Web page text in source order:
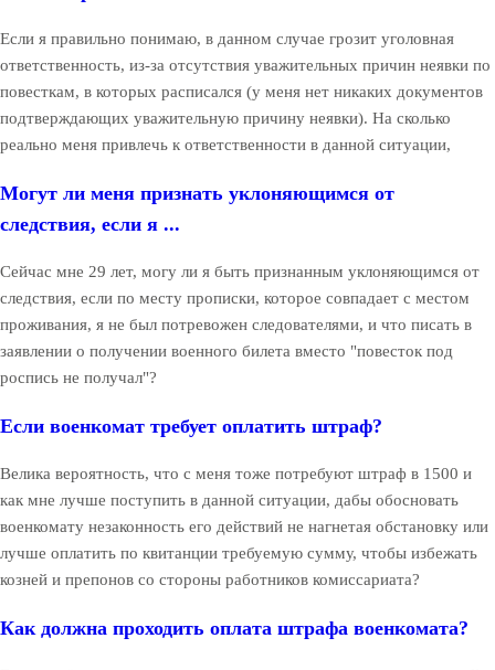
Если я правильно понимаю, в данном случае грозит уголовная
ответственность, из-за отсутствия уважительных причин неявки по
повесткам, в которых расписался (у меня нет никаких документов
подтверждающих уважительную причину неявки). На сколько
реально меня привлечь к ответственности в данной ситуации,
Могут ли меня признать уклоняющимся от
следствия, если я ...
Сейчас мне 29 лет, могу ли я быть признанным уклоняющимся от
следствия, если по месту прописки, которое совпадает с местом
проживания, я не был потревожен следователями, и что писать в
заявлении о получении военного билета вместо "повесток под
роспись не получал"?
Если военкомат требует оплатить штраф?
Велика вероятность, что с меня тоже потребуют штраф в 1500 и
как мне лучше поступить в данной ситуации, дабы обосновать
военкомату незаконность его действий не нагнетая обстановку или
лучше оплатить по квитанции требуемую сумму, чтобы избежать
козней и препонов со стороны работников комиссариата?
Как должна проходить оплата штрафа военкомата?